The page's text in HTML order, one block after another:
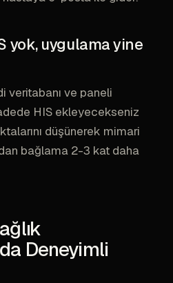
yok, uygulama yine
veritabanı ve paneli
HIS ekleyecekseniz
düşünerek mimari
bağlama 2-3 kat daha
Deneyimli